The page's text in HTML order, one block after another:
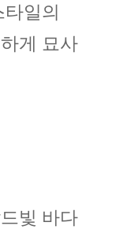
일의
게 묘사
빛 바다